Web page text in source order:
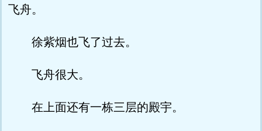
飞舟。
徐紫烟也飞了过去。
飞舟很大。
在上面还有一栋三层的殿宇。